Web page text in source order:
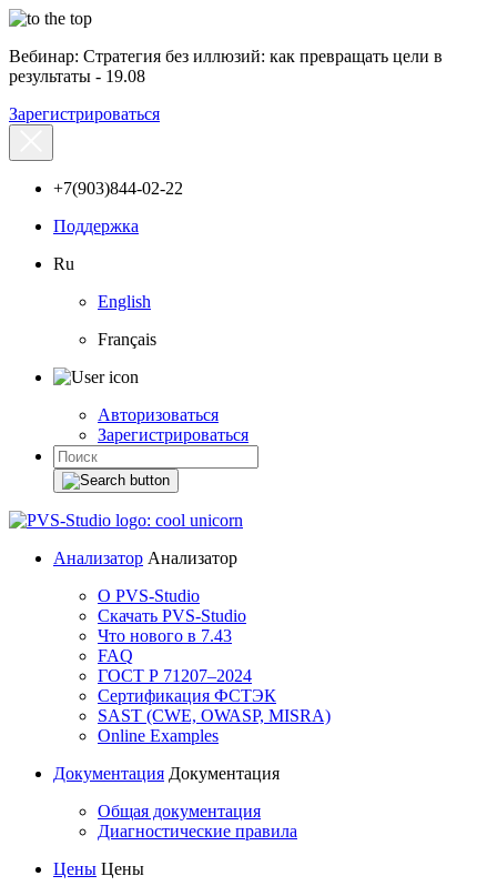
Вебинар: Стратегия без иллюзий: как превращать цели в
результаты - 19.08
Зарегистрироваться
+7(903)844-02-22
Поддержка
Ru
English
Français
Авторизоваться
Зарегистрироваться
Анализатор Анализатор
О PVS-Studio
Скачать PVS-Studio
Что нового в 7.43
FAQ
ГОСТ Р 71207–2024
Сертификация ФСТЭК
SAST (CWE, OWASP, MISRA)
Online Examples
Документация Документация
Общая документация
Диагностические правила
Цены Цены